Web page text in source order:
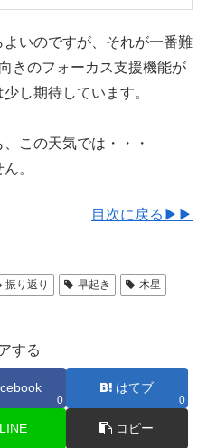
いのですが、それが一番難
きのフォーカス支援機能が
し期待しています。
この天気では・・・
。
目次に戻る▶▶
振り返り 早起き
木星
する
0
はてブ
0
LINE コピー